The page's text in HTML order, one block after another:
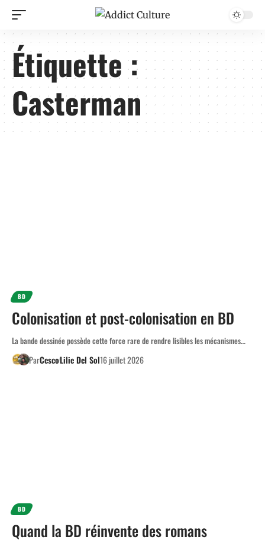
Étiquette :
Casterman
BD
Colonisation et post-colonisation en BD
La bande dessinée possède cette force rare de rendre lisibles les mécanismes…
ParCescoLilie Del Sol16 juillet 2026
BD
Quand la BD réinvente des romans